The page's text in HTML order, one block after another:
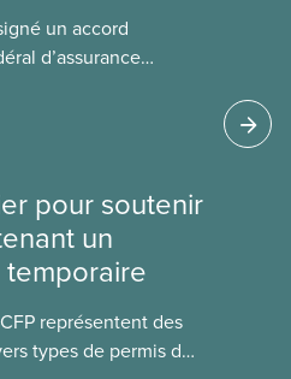
un accord
d’assurance
pour soutenir
un
représentent des
types de permis de